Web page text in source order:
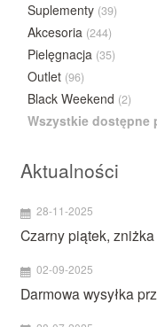
Suplementy (39)
Akcesoria (244)
Pielęgnacja (35)
Outlet (96)
Black Weekend (2)
Wszystkie dostępne
Aktualności
28-11-2025
Czarny piątek,
02-09-2025
Darmowa wysyłka